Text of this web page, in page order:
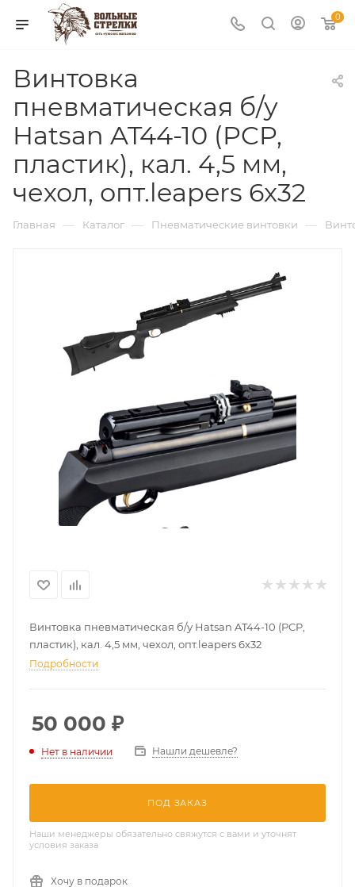
0
Винтовка
пневматическая б/у
Hatsan AT44-10 (PCP,
пластик), кал. 4,5 мм,
чехол, опт.leapers 6x32
Главная — Каталог — Пневматические винтовки —
Винтовка пневматическая б/у Hatsan AT44-10 (PCP,
пластик), кал. 4,5 мм, чехол, опт.leapers 6x32
Подробности
50 000 ₽
Нет в наличии Нашли дешевле?
ПОД ЗАКАЗ
Наши менеджеры обязательно свяжутся с вами и уточнят
условия заказа
Хочу в подарок